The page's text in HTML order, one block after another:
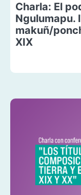
Charla: El
Ngulumapu.
makuñ/
XIX